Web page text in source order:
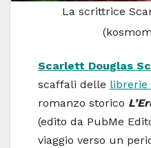
La scrittrice
Scarlett Douglas
scaffali delle librerie
romanzo storico
(edito da PubMe
viaggio verso un